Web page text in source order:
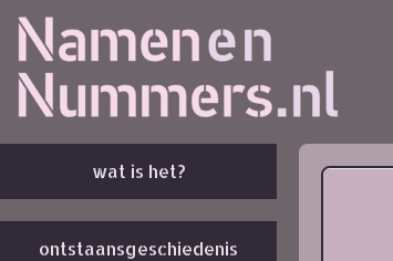
wat is het?
ontstaansgeschiedenis